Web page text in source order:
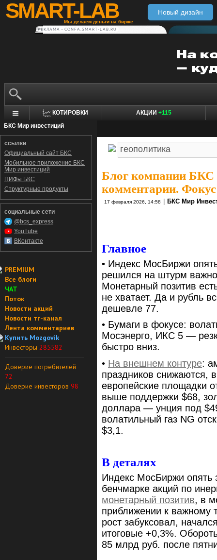
SMART-LAB
Мы делаем деньги на бирже
Новый дизайн
РЕКЛАМА • CONFA.SMART-LAB.RU
КОТИРОВКИ АКЦИИ +115
БКС Мир инвестиций
ссылки
Официальный сайт БКС
Мобильное приложение БКС
Мир инвестиций
ПИФы БКС
Структурные продукты
социальные сети
@bcs_express
YouTube
ВКонтакте
PREMIUM
Все блоги
ЧАТ
Поток
Новости акций
Новости тг-канал
Лента комментариев
Купить Mozgovik
Инвесторы 285582
Доверие потребителей
72
Доверие инвесторов 98
Блог компании БКС
комментарии.
17 февраля 2026, 14:58 БКС Мир
Главное
• Индекс МосБиржи
решился на штурм
Монетарный позитив
не хватает. Да и рубль
дешевле 77.
• Бумаги в фокусе:
Мосэнерго, ИКС 5 —
быстро вниз.
• На внешнем контуре:
праздников снижаются,
европейские площадки
выше поддержки $68,
доллара — унция под
волатильный газ NG
$3,1.
В деталях
Индекс МосБиржи опять
бенчмарке акций по
монетарный позитив, в
приближении к важному
рост забуксовал,
итоговые +0,3%.
85 млрд руб. после